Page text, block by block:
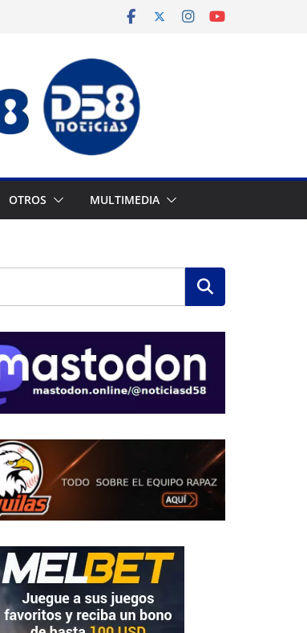
OTROS MULTIMEDIA